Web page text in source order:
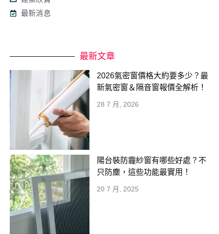
最新消息
最新文章
2026氣密窗價格大約要多少？最
新氣密窗＆隔音窗報價全解析！
28 7 月, 2026
陽台裝防霾紗窗有哪些好處？不
只防塵，這些功能最實用！
20 7 月, 2025